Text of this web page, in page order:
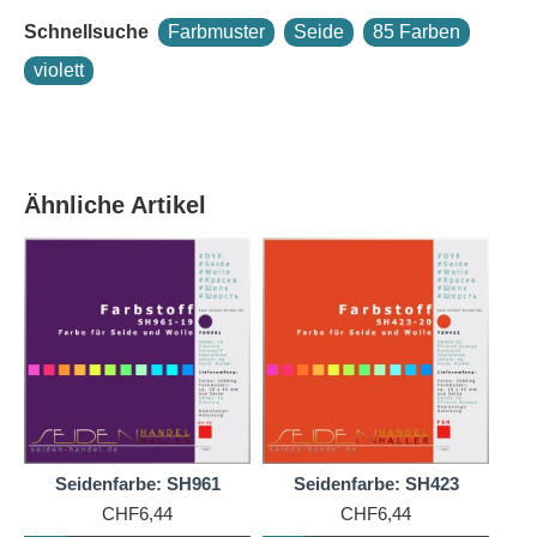
#13 Nimbus Cloud
#12 Micaela Lilac
#11 Lila Touch
Material mit zwei Ansichten: vorne die bekannte,
schön glänzende Satin-Optik mit spiegelglatter
Oberfläche. Die Rückseite schimmert dagegen matt,
ähnlich wie Crêpe de Chine.
So erhalten Sie 2 Farbmuster in Einem!
Sie möchten Seide in exakt dieser Farbe färben?
Auch, wenn Sie zuvor noch Seide gefärbt haben ist
es ganz einfach, wenn Sie sich an unsere
Färbeanleitung halten.
Einer der Vorteile unserer Seidenfarben ist es, das
Schnellsuche Farbmuster Seide
85 Farben
violett
Ähnliche Artikel
Seidenfarbe: SH961
CHF6,44
Seidenfarbe: SH423
CHF6,44